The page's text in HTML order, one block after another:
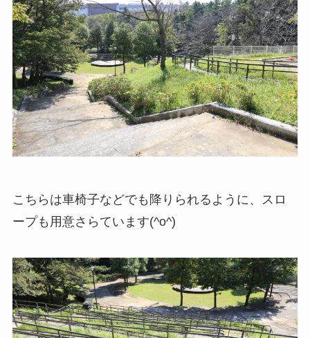
こちらは車椅子などでも降りられるように、スロ
ープも用意さらています(^o^)